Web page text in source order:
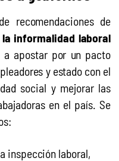
recomendaciones de
informalidad laboral
a apostar por un pacto
y estado con el
social y mejorar las
en el país. Se
inspección laboral,